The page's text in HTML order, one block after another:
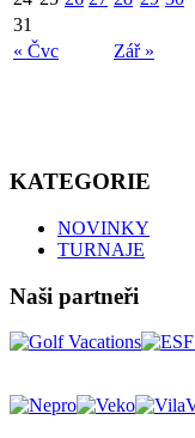
« Čvc Zář »
31
KATEGORIE
NOVINKY
TURNAJE
Naši partneři